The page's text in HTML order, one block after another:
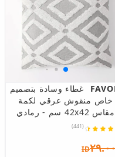
غطاء وسادة بتصميم
خاص منقوش عرقي لكمة
مقاس 42x42 سم - رمادي
(441)
ID